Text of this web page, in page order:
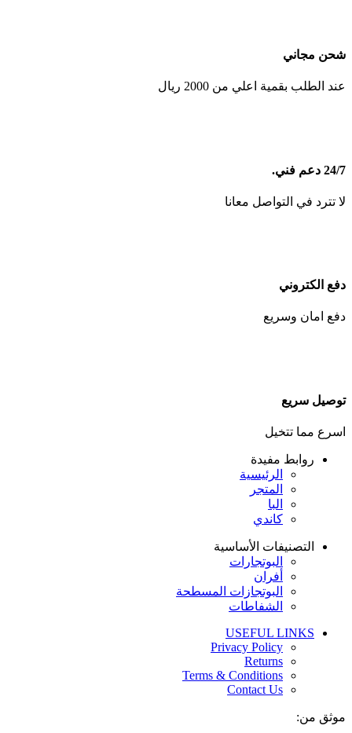
شحن مجاني
عند الطلب بقمية اعلي من 2000 ريال
24/7 دعم فني.
لا تترد في التواصل معانا
دفع الكتروني
دفع امان وسريع
توصيل سريع
اسرع مما تتخيل
روابط مفيدة
الرئيسية
المتجر
البا
كاندي
التصنيفات الأساسية
البوتجارات
أفران
البوتجازات المسطحة
الشفاطات
USEFUL LINKS
Privacy Policy
Returns
Terms & Conditions
Contact Us
موثق من: